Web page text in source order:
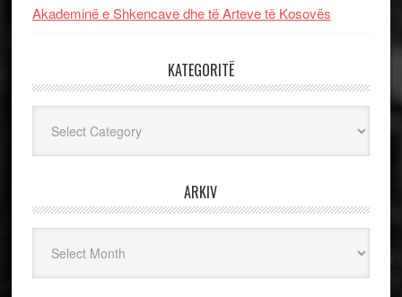
Akademinë e Shkencave dhe të Arteve të Kosovës
KATEGORITË
ARKIV